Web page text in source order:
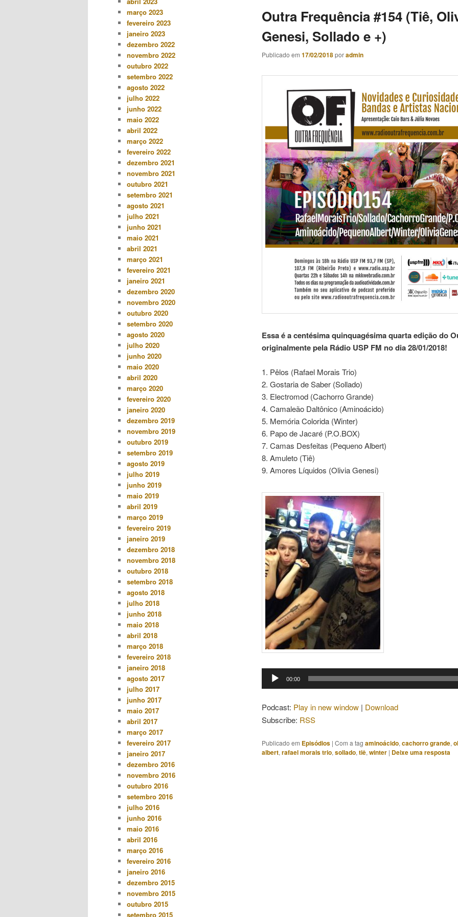
Outra Frequência #154 (Tiê,
Genesi, Sollado e +)
Publicado em 17/02/2018poradmin
Essa é a centésima quinquagésima quarta edição do
originalmente pela Rádio USP FM no dia 28/01/2018!
1. Pêlos (Rafael Morais Trio)
2. Gostaria de Saber (Sollado)
3. Electromod (Cachorro Grande)
4. Camaleão Daltônico (Aminoácido)
5. Memória Colorida (Winter)
6. Papo de Jacaré (P.O.BOX)
7. Camas Desfeitas (Pequeno Albert)
8. Amuleto (Tiê)
9. Amores Líquidos (Olivia Genesi)
Tocador 00:00
Podcast: Play in new window | Download
Subscribe: RSS
Publicado em Episódios | Com a tag aminoácido,cachorro grande,
albert,rafael morais trio,sollado,tiê,winter | Deixe uma resposta
março 2023
fevereiro 2023
janeiro 2023
dezembro 2022
novembro 2022
outubro 2022
setembro 2022
agosto 2022
julho 2022
junho 2022
maio 2022
abril 2022
março 2022
fevereiro 2022
dezembro 2021
novembro 2021
outubro 2021
setembro 2021
agosto 2021
julho 2021
junho 2021
maio 2021
abril 2021
março 2021
fevereiro 2021
janeiro 2021
dezembro 2020
novembro 2020
outubro 2020
setembro 2020
agosto 2020
julho 2020
junho 2020
maio 2020
abril 2020
março 2020
fevereiro 2020
janeiro 2020
dezembro 2019
novembro 2019
outubro 2019
setembro 2019
agosto 2019
julho 2019
junho 2019
maio 2019
abril 2019
março 2019
fevereiro 2019
janeiro 2019
dezembro 2018
novembro 2018
outubro 2018
setembro 2018
agosto 2018
julho 2018
junho 2018
maio 2018
abril 2018
março 2018
fevereiro 2018
janeiro 2018
agosto 2017
julho 2017
junho 2017
maio 2017
abril 2017
março 2017
fevereiro 2017
janeiro 2017
dezembro 2016
novembro 2016
outubro 2016
setembro 2016
julho 2016
junho 2016
maio 2016
abril 2016
março 2016
fevereiro 2016
janeiro 2016
dezembro 2015
novembro 2015
outubro 2015
setembro 2015